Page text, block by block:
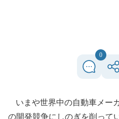
0
いまや世界中の自動車メー
の開発競争にしのぎを削って